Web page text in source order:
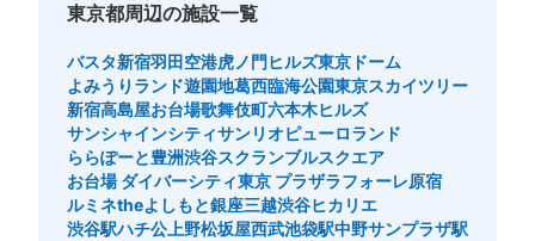
東京都周辺の施設一覧
バスタ新宿羽田空港虎ノ門ヒルズ東京ドーム
よみうりランド遊園地葛西臨海公園東京スカイツリー
新宿高島屋お台場歌舞伎町六本木ヒルズ
サンシャインシティサンリオピューロランド
ららぽーと豊洲渋谷スクランブルスクエア
お台場 ダイバーシティ東京 プラザラフォーレ原宿
ルミネtheよしもと銀座三越渋谷ヒカリエ
渋谷駅ハチ公 上野松坂屋西武池袋駅中野サンプラザ駅